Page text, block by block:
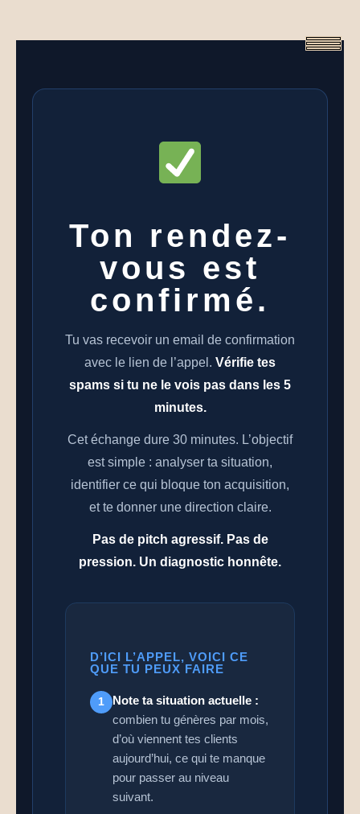
au
Ton rendez-
vous est
confirmé.
Tu vas recevoir un email de confirmation
avec le lien de l’appel. Vérifie tes
spams si tu ne le vois pas dans les 5
minutes.
Cet échange dure 30 minutes. L’objectif
est simple : analyser ta situation,
identifier ce qui bloque ton acquisition,
et te donner une direction claire.
Pas de pitch agressif. Pas de
pression. Un diagnostic honnête.
D’ICI L’APPEL, VOICI CE
QUE TU PEUX FAIRE
1
Note ta situation actuelle :
combien tu génères par mois,
d’où viennent tes clients
aujourd’hui, ce qui te manque
pour passer au niveau
suivant.